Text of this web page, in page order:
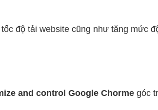
độ tải website cũng như tăng mức
and control Google Chorme góc